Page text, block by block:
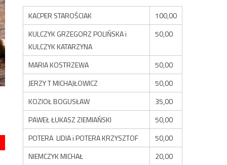
KACPER STAROŚCIAK
100,00
KULCZYK GRZEGORZ POLIŃSKA i
KULCZYK KATARZYNA
50,00
MARIA KOSTRZEWA
50,00
JERZY T MICHAJŁOWICZ
50,00
KOZIOŁ BOGUSŁAW
35,00
PAWEŁ ŁUKASZ ZIEMIAŃSKI
50,00
POTERA LIDIA i POTERA KRZYSZTOF
50,00
NIEMCZYK MICHAŁ
20,00